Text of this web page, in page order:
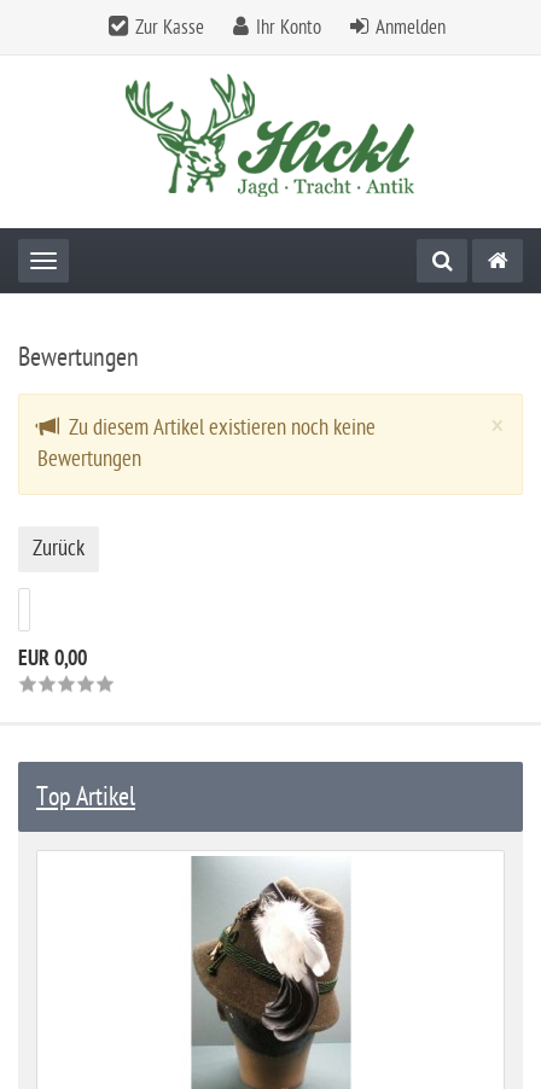
Zur Kasse Ihr Konto Anmelden
Toggle navigation
Bewertungen
×
Zu diesem Artikel existieren noch keine
Bewertungen
Zurück
EUR 0,00
Top Artikel